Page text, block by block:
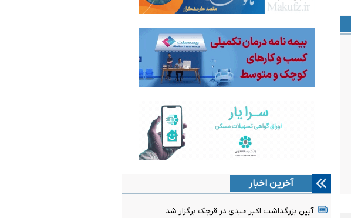
آخرین اخبار
آیین بزرگداشت اکبر عبدی در قرچک برگزار شد